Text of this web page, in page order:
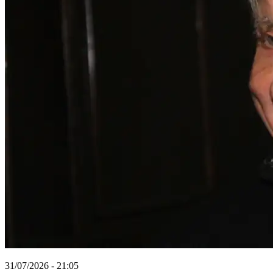
31/07/2026 - 21:05